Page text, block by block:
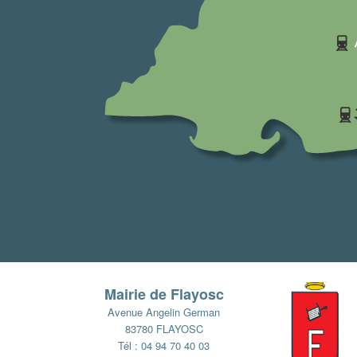
Mairie de Flayosc
Avenue Angelin German
83780 FLAYOSC
Tél : 04 94 70 40 03